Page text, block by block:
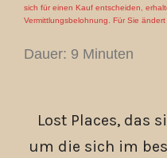
sich für einen Kauf entscheiden,
Vermittlungsbelohnung. Für Sie
Dauer: 9 Minuten
Lost Places, das
um die sich im